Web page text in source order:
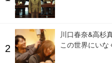
川口春奈&高杉
この世界にい